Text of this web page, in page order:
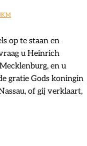
op te staan en
u Heinrich
en u
gratie Gods koningin
of gij verklaart,